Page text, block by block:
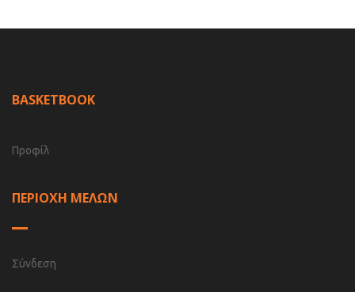
BASKETBOOK
Προφίλ
ΠΕΡΙΟΧΗ ΜΕΛΩΝ
Σύνδεση